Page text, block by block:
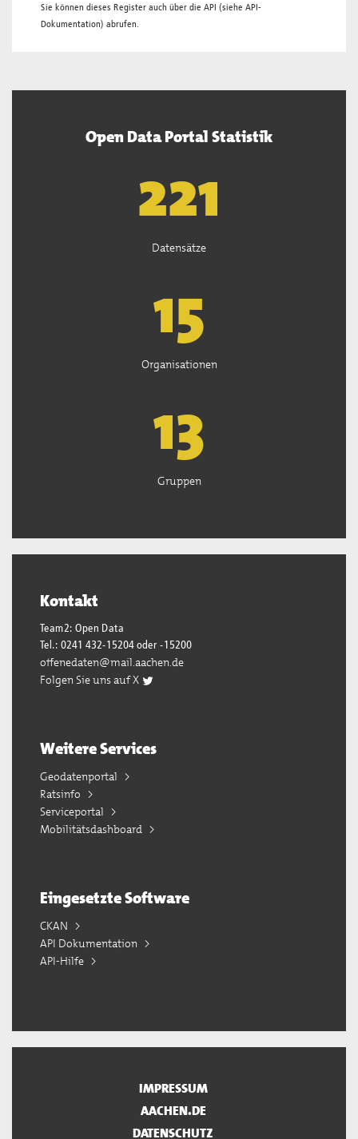
Sie können dieses Register auch über die API (siehe API-
Dokumentation) abrufen.
Open Data Portal Statistik
222
Datensätze
15
Organisationen
13
Gruppen
Kontakt
Team2: Open Data
Tel.: 0241 432-15204 oder -15200
offenedaten@mail.aachen.de
Folgen Sie uns auf X
Weitere Services
Geodatenportal
Ratsinfo
Serviceportal
Mobilitätsdashboard
Eingesetzte Software
CKAN
API Dokumentation
API-Hilfe
IMPRESSUM
AACHEN.DE
DATENSCHUTZ